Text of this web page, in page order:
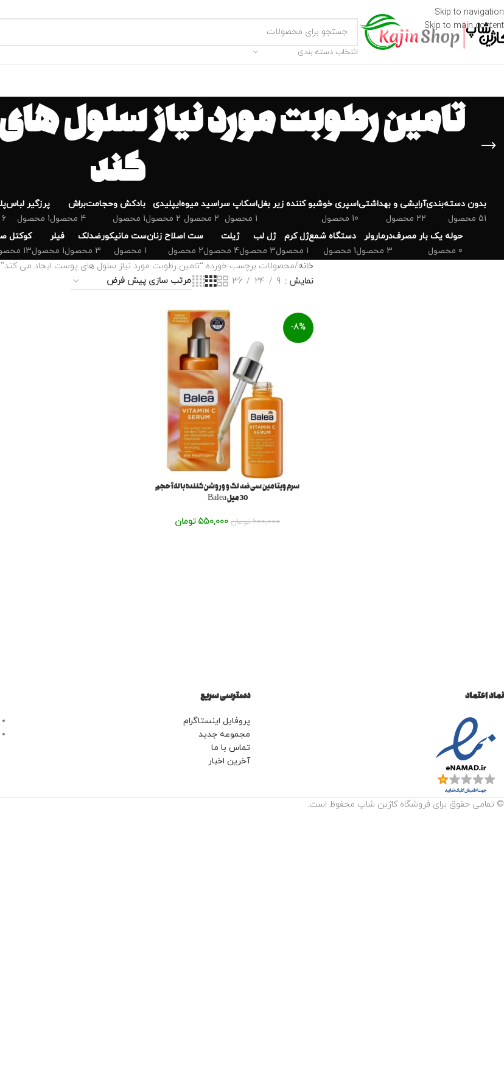
Skip to navigation
Skip to main content
انتخاب دسته بندی
تامین رطوبت مورد نیاز سلول
کند
بدون دسته‌بندی
51 محصول
‌آرایشی و بهداشتی
22 محصول
اسپری خوشبو کننده زیر بغل
10 محصول
اسکاپ سر
1 محصول
اسید میوه
2 محصول
ایپلیدی
2 محصول
بادکش وحجامت
1 محصول
براش
4 محصول
پرزگیر لباس
1 محصول
6 محصول
حوله یک بار مصرف
0 محصول
درمارولر
3 محصول
دستگاه شمع
1 محصول
ژل کرم
1 محصول
ژل لب
3 محصول
ژیلت
4 محصول
ست اصلاح زنان
2 محصول
ست مانیکور
1 محصول
ضدلک
3 محصول
فیلر
1 محصول
کوکتل
13 محصول
خانه محصولات برچسب خورده “تامین رطوبت مورد نیاز سلول های پوست ایجاد می کند”
نمایش
9
24
36
-8%
سرم ویتامین سی ضد لک و وروشن کننده باله آحجم
30میل Balea
600,000 تومان 550,000 تومان
نماد اعتماد دسترسی سریع
پروفایل اینستاگرام
مجموعه جدید
تماس با ما
آخرین اخبار
© تمامی حقوق برای فروشگاه کاژین شاپ محفوظ است.